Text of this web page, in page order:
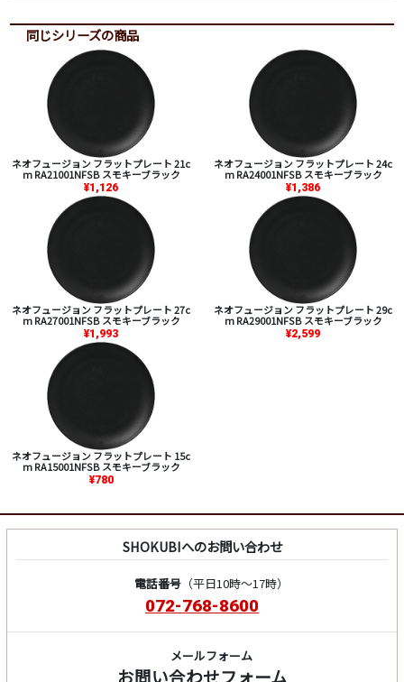
同じシリーズの商品
ネオフュージョン フラットプレート 21c
m RA21001NFSB スモキーブラック
¥1,126
ネオフュージョン フラットプレート 24c
m RA24001NFSB スモキーブラック
¥1,386
ネオフュージョン フラットプレート 27c
m RA27001NFSB スモキーブラック
¥1,993
ネオフュージョン フラットプレート 29c
m RA29001NFSB スモキーブラック
¥2,599
ネオフュージョン フラットプレート 15c
m RA15001NFSB スモキーブラック
¥780
SHOKUBIへのお問い合わせ
電話番号（平日10時～17時）
072-768-8600
メールフォーム
お問い合わせフォーム